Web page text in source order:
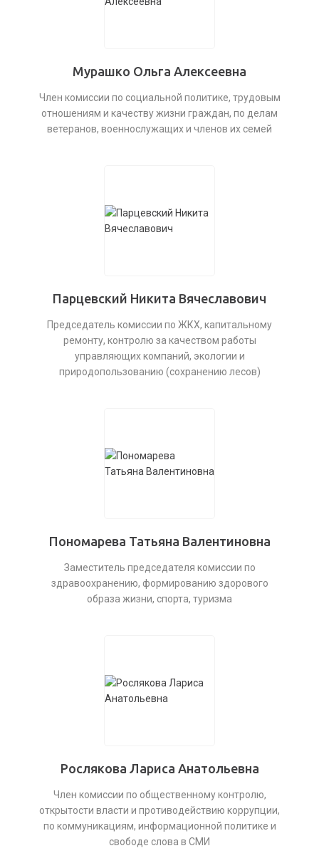
Мурашко Ольга Алексеевна
Член комиссии по социальной политике, трудовым
отношениям и качеству жизни граждан, по делам
ветеранов, военнослужащих и членов их семей
Парцевский Никита Вячеславович
Председатель комиссии по ЖКХ, капитальному
ремонту, контролю за качеством работы
управляющих компаний, экологии и
природопользованию (сохранению лесов)
Пономарева Татьяна Валентиновна
Заместитель председателя комиссии по
здравоохранению, формированию здорового
образа жизни, спорта, туризма
Рослякова Лариса Анатольевна
Член комиссии по общественному контролю,
открытости власти и противодействию коррупции,
по коммуникациям, информационной политике и
свободе слова в СМИ